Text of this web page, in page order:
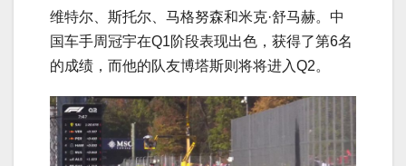
维特尔、斯托尔、马格努森和米克·舒马赫。中
国车手周冠宇在Q1阶段表现出色，获得了第6名
的成绩，而他的队友博塔斯则将将进入Q2。